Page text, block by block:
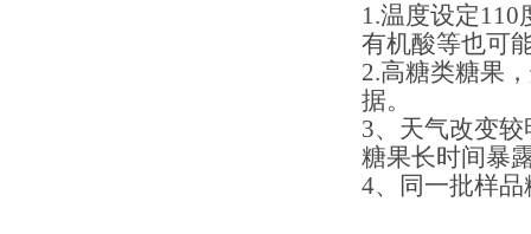
1.温度设定110
有机酸等也可
2.高糖类糖果
据。
3、天气改变
糖果长时间暴
4、同一批样